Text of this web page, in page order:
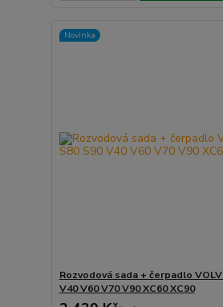
Novinka
Rozvodová sada + čerpadlo
V40 V60 V70 V90 XC60 XC90